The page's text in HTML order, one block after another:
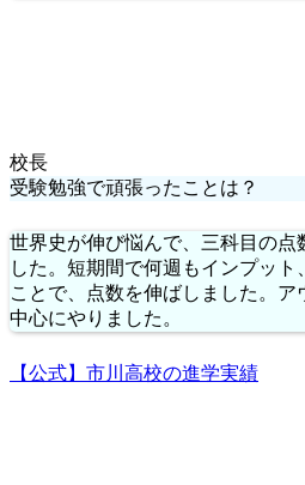
校長
受験勉強で頑張ったことは？
世界史が伸び悩んで、三科目の点
した。短期間で何週もインプッ
ことで、点数を伸ばしました。
中心にやりました。
【公式】市川高校の進学実績